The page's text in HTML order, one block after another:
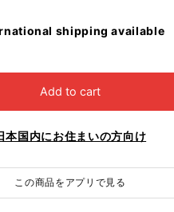
shipping available
Add to cart
本国内にお住まいの方向け
この商品をアプリで見る